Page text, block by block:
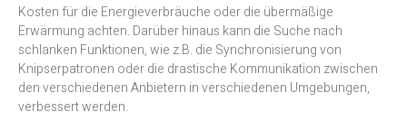
Kosten für die Energieverbräuche oder die übermäßige
Erwärmung achten. Darüber hinaus kann die Suche nach
schlanken Funktionen, wie z.B. die Synchronisierung von
Knipserpatronen oder die drastische Kommunikation zwischen
den verschiedenen Anbietern in verschiedenen Umgebungen,
verbessert werden.